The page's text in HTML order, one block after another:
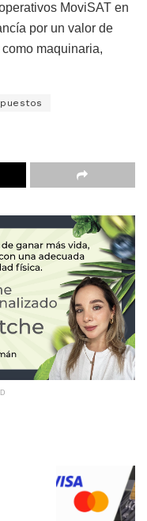
MoviSAT en
por un valor de
maquinaria,